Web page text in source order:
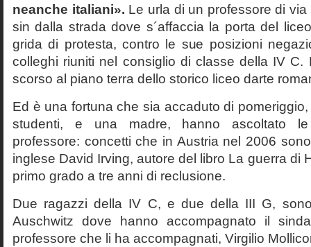
neanche italiani». Le urla di un professore di
sin dalla strada dove s´affaccia la porta del
grida di protesta, contro le sue posizioni
colleghi riuniti nel consiglio di classe della IV C.
scorso al piano terra dello storico liceo darte
Ed è una fortuna che sia accaduto di
studenti, e una madre, hanno ascoltato le
professore: concetti che in Austria nel 2006
inglese David Irving, autore del libro La guerra di
primo grado a tre anni di reclusione.
Due ragazzi della IV C, e due della III G,
Auschwitz dove hanno accompagnato il
professore che li ha accompagnati, Virgilio